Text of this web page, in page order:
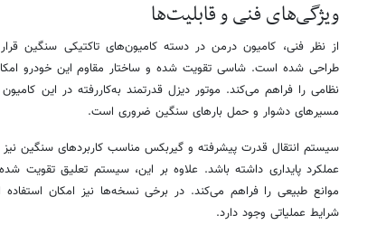
ویژگی‌های فنی و قابلیت‌ها
از نظر فنی، کامیون درمن در دسته کامیون‌های تاکتیکی سنگین
طراحی شده است. شاسی تقویت شده و ساختار مقاوم این خودرو
نظامی را فراهم می‌کند. موتور دیزل قدرتمند به‌کاررفته در این
مسیرهای دشوار و حمل بارهای سنگین ضروری است.
سیستم انتقال قدرت پیشرفته و گیربکس مناسب کاربردهای سنگین
عملکرد پایداری داشته باشد. علاوه بر این، سیستم تعلیق تقویت‌
موانع طبیعی را فراهم می‌کند. در برخی نسخه‌ها نیز امکان
شرایط عملیاتی وجود دارد.